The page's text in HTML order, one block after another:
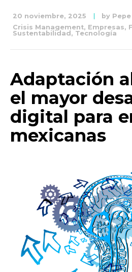
20 noviembre, 2025 by
Crisis Management, Empresas,
Sustentabilidad , Tecnología
Adaptación
el mayor
digital para
mexicanas